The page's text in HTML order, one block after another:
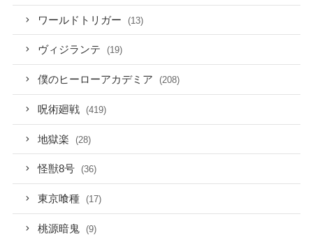
ワールドトリガー (13)
ヴィジランテ (19)
僕のヒーローアカデミア (208)
呪術廻戦 (419)
地獄楽 (28)
怪獣8号 (36)
東京喰種 (17)
桃源暗鬼 (9)